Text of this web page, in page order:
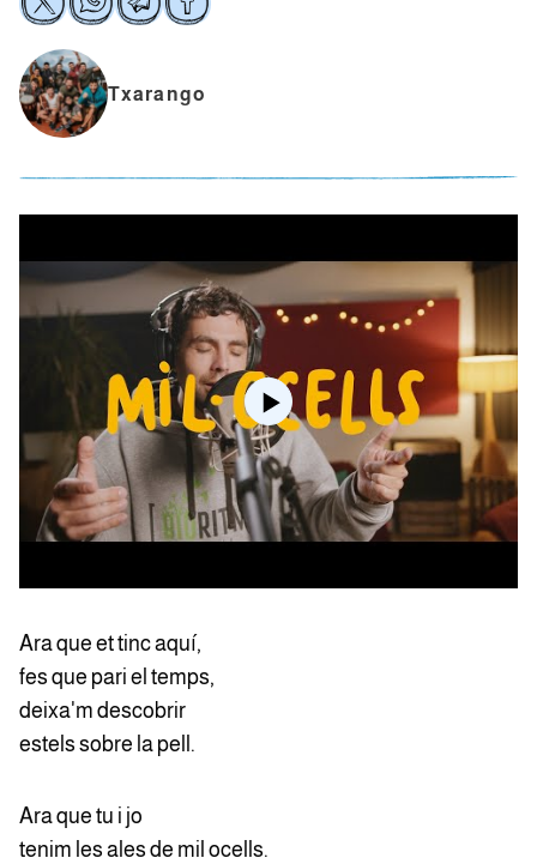
Txarango
Ara que et tinc aquí,
fes que pari el temps,
deixa'm descobrir
estels sobre la pell.
Ara que tu i jo
tenim les ales de mil ocells.